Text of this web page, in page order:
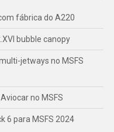
fábrica do A220
bubble canopy
jetways no MSFS
no MSFS
6 para MSFS 2024